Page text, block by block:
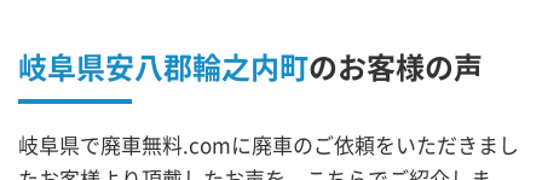
岐阜県安八郡輪之内町のお客様の声
岐阜県で廃車無料.comに廃車のご依頼をいただきまし